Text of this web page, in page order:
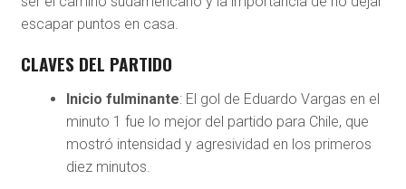
escapar puntos en casa.
CLAVES DEL PARTIDO
Inicio fulminante: El gol de Eduardo Vargas en el
minuto 1 fue lo mejor del partido para Chile, que
mostró intensidad y agresividad en los primeros
diez minutos.